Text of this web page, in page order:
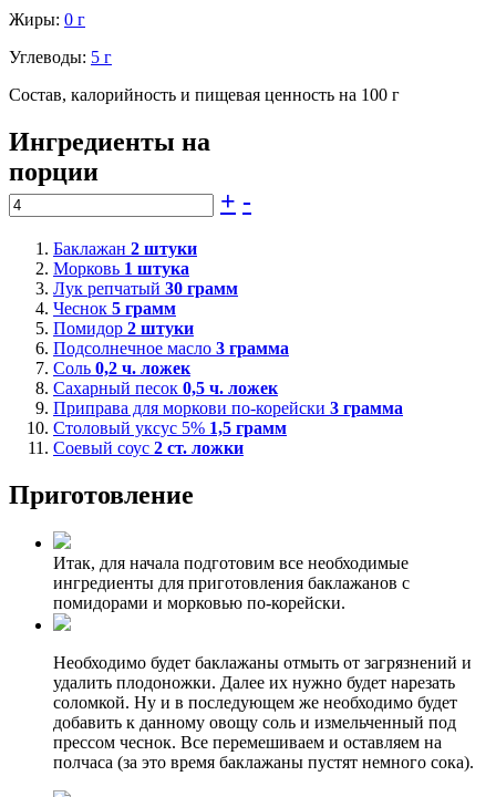
Жиры: 0 г
Углеводы: 5 г
Состав, калорийность и пищевая ценность на 100 г
Ингредиенты на
порции
+ -
Баклажан 2 штуки
Морковь 1 штука
Лук репчатый 30 грамм
Чеснок 5 грамм
Помидор 2 штуки
Подсолнечное масло 3 грамма
Соль 0,2 ч. ложек
Сахарный песок 0,5 ч. ложек
Приправа для моркови по-корейски 3 грамма
Столовый уксус 5% 1,5 грамм
Соевый соус 2 ст. ложки
Приготовление
Итак, для начала подготовим все необходимые
ингредиенты для приготовления баклажанов с
помидорами и морковью по-корейски.
Необходимо будет баклажаны отмыть от загрязнений и
удалить плодоножки. Далее их нужно будет нарезать
соломкой. Ну и в последующем же необходимо будет
добавить к данному овощу соль и измельченный под
прессом чеснок. Все перемешиваем и оставляем на
полчаса (за это время баклажаны пустят немного сока).